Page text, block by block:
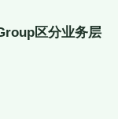
区分业务层